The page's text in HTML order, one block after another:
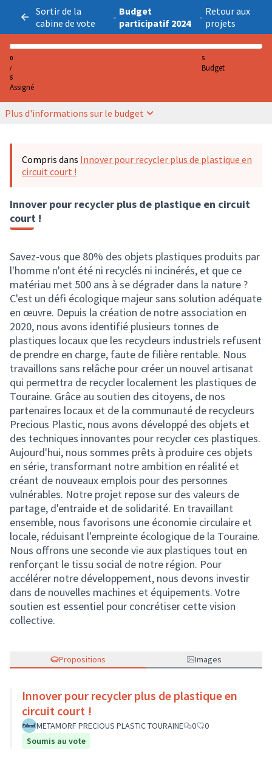
Sortir de la
cabine de vote
- Budget
participatif 2024
- Retour aux
projets
0
/
5
Assigné
5
Budget
Plus d'informations sur le budget
Compris dans Innover pour recycler plus de plastique en
circuit court !
Innover pour recycler plus de plastique en circuit
court !
Savez-vous que 80% des objets plastiques produits par
l'homme n'ont été ni recyclés ni incinérés, et que ce
matériau met 500 ans à se dégrader dans la nature ?
C'est un défi écologique majeur sans solution adéquate
en œuvre. Depuis la création de notre association en
2020, nous avons identifié plusieurs tonnes de
plastiques locaux que les recycleurs industriels refusent
de prendre en charge, faute de filière rentable. Nous
travaillons sans relâche pour créer un nouvel artisanat
qui permettra de recycler localement les plastiques de
Touraine. Grâce au soutien des citoyens, de nos
partenaires locaux et de la communauté de recycleurs
Precious Plastic, nous avons développé des objets et
des techniques innovantes pour recycler ces plastiques.
Aujourd'hui, nous sommes prêts à produire ces objets
en série, transformant notre ambition en réalité et
créant de nouveaux emplois pour des personnes
vulnérables. Notre projet repose sur des valeurs de
partage, d'entraide et de solidarité. En travaillant
ensemble, nous favorisons une économie circulaire et
locale, réduisant l'empreinte écologique de la Touraine.
Nous offrons une seconde vie aux plastiques tout en
renforçant le tissu social de notre région. Pour
accélérer notre développement, nous devons investir
dans de nouvelles machines et équipements. Votre
soutien est essentiel pour concrétiser cette vision
collective.
Propositions Images
Innover pour recycler plus de plastique en
circuit court !
METAMORF PRECIOUS PLASTIC TOURAINE 0
0
Soumis au vote